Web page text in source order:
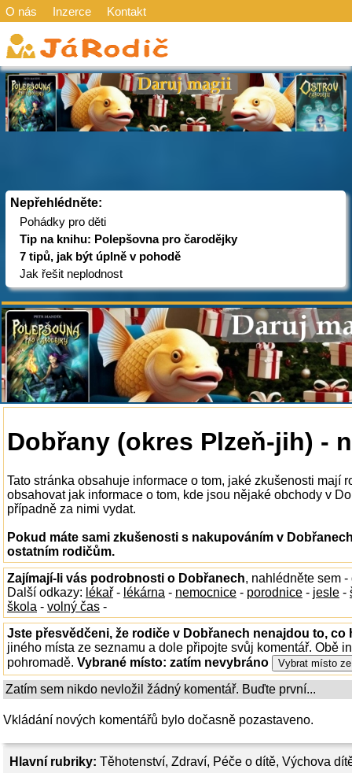
O nás Inzerce Kontakt
Nepřehlédněte:
Pohádky pro děti
Tip na knihu: Polepšovna pro čarodějky
7 tipů, jak být úplně v pohodě
Jak řešit neplodnost
Hlavní rubriky: Těhotenství, Zdraví, Péče o dítě, Výchova
Dobřany (okres Plzeň-jih) -
Tato stránka obsahuje informace o tom, jaké zkušenosti mají
obsahovat jak informace o tom, kde jsou nějaké obchody v
případně za nimi vydat.
Pokud máte sami zkušenosti s nakupováním v
ostatním rodičům.
Zajímají-li vás podrobnosti o Dobřanech, nahlédněte sem
Další odkazy: lékař - lékárna - nemocnice - porodnice - jesle -
škola - volný čas -
Jste přesvědčeni, že rodiče v Dobřanech nenajdou to, co
jiného místa ze seznamu a dole připojte svůj komentář. Obě
pohromadě. Vybrané místo: zatím nevybráno
Zatím sem nikdo nevložil žádný komentář. Buďte první...
Vkládání nových komentářů bylo dočasně pozastaveno.